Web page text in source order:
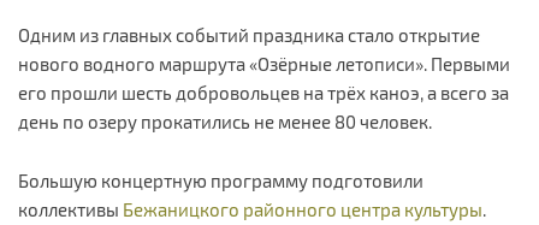
Одним из главных событий праздника стало открытие
нового водного маршрута «Озёрные летописи». Первыми
его прошли шесть добровольцев на трёх каноэ, а всего за
день по озеру прокатились не менее 80 человек.
Большую концертную программу подготовили
коллективы Бежаницкого районного центра культуры.